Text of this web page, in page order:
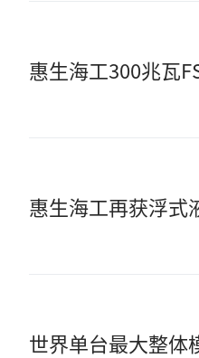
惠生海工300兆瓦
惠生海工再获浮式